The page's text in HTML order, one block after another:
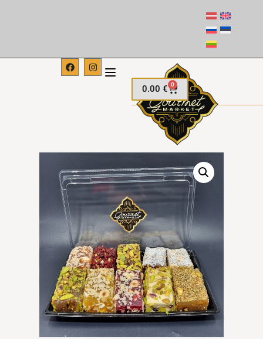
0.00 € 0